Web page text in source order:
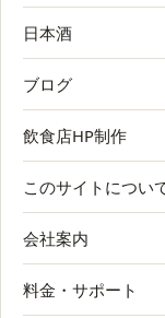
日本酒
ブログ
飲食店HP制作
このサイトについ
会社案内
料金・サポート